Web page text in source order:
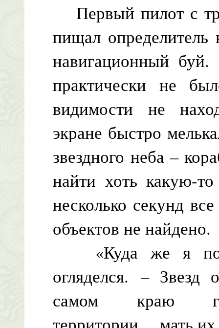
Первый пилот с
пищал определитель
навигационный буй.
практически не
видимости не
экране быстро
звездного неба –
найти хоть какую-
несколько секунд
объектов не найдено.
«Куда же я
огляделся. – Звезд
самом краю